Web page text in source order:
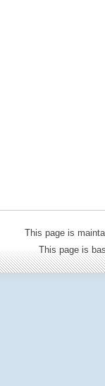
This page is
This page is